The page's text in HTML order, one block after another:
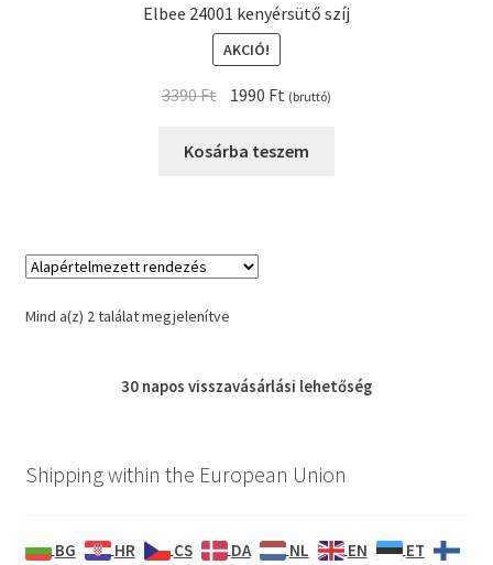
Elbee 24001 kenyérsütő szíj
AKCIÓ!
3390Ft Original
was:
1990 Ft Current
is:
(bruttó)
Kosárba teszem
Mind a(z) 2 találat megjelenítve
30 napos visszavásárlási lehetőség
Shipping within the European Union
BG HR CS DA NL EN
ET